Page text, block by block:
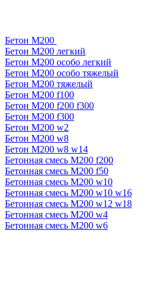
Бетон М200
Бетон М200 легкий
Бетон М200 особо легкий
Бетон М200 особо тяжелый
Бетон М200 тяжелый
Бетон М200 f100
Бетон М200 f200 f300
Бетон М200 f300
Бетон М200 w2
Бетон М200 w8
Бетон М200 w8 w14
Бетонная смесь М200 f200
Бетонная смесь М200 f50
Бетонная смесь М200 w10
Бетонная смесь М200 w10 w16
Бетонная смесь М200 w12 w18
Бетонная смесь М200 w4
Бетонная смесь М200 w6